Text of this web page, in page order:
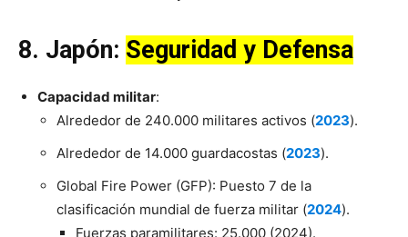
8. Japón: Seguridad y Defensa
Capacidad militar:
Alrededor de 240.000 militares activos (2023).
Alrededor de 14.000 guardacostas (2023).
Global Fire Power (GFP): Puesto 7 de la
clasificación mundial de fuerza militar (2024).
Fuerzas paramilitares: 25.000 (2024).